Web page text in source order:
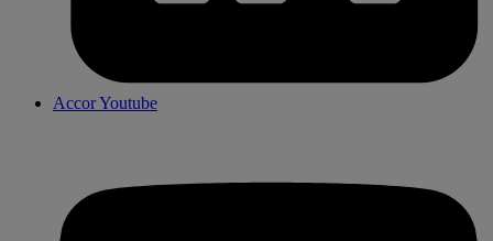
Accor Youtube